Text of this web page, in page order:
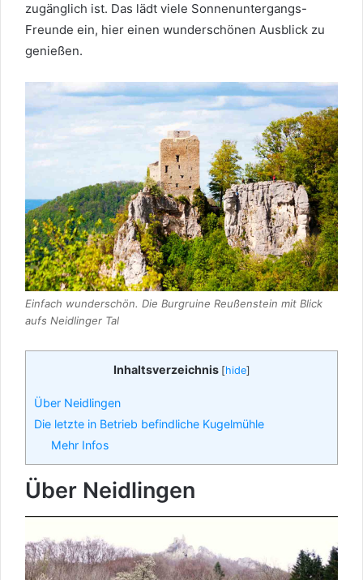
zugänglich ist. Das lädt viele Sonnenuntergangs-
Freunde ein, hier einen wunderschönen Ausblick zu
genießen.
Einfach wunderschön. Die Burgruine Reußenstein mit Blick
aufs Neidlinger Tal
Inhaltsverzeichnis [hide]
Über Neidlingen
Die letzte in Betrieb befindliche Kugelmühle
Mehr Infos
Über Neidlingen